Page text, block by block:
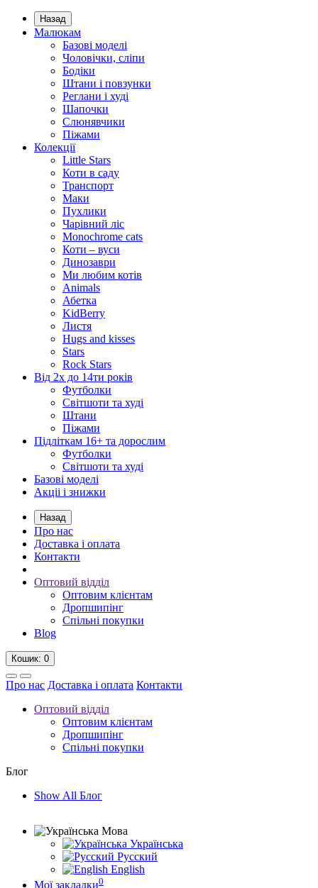
Назад
Малюкам
Базові моделі
Чоловічки, сліпи
Бодіки
Штани і повзунки
Реглани і худі
Шапочки
Слюнявчики
Піжами
Колекції
Little Stars
Коти в саду
Транспорт
Маки
Пухлики
Чарівний ліс
Monochrome cats
Коти – вуси
Динозаври
Ми любим котів
Animals
Абетка
KidBerry
Листя
Hugs and kisses
Stars
Rock Stars
Від 2х до 14ти років
Футболки
Світшоти та худі
Штани
Піжами
Підліткам 16+ та дорослим
Футболки
Світшоти та худі
Базові моделі
Акціі і знижки
Назад
Про нас
Доставка і оплата
Контакти
Оптовий відділ
Оптовим клієнтам
Дропшипінг
Спільні покупки
Blog
Кошик: 0
Про нас Доставка і оплата Контакти
Оптовий відділ
Оптовим клієнтам
Дропшипінг
Спільні покупки
Блог
Show All Блог
Мова
Українська
Русский
English
Мої закладки0